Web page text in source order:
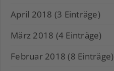
April 2018 (3 Einträge)
März 2018 (4 Einträge)
Februar 2018 (8 Einträge)